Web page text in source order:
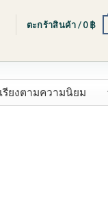
ตะกร้าสินค้า /0฿